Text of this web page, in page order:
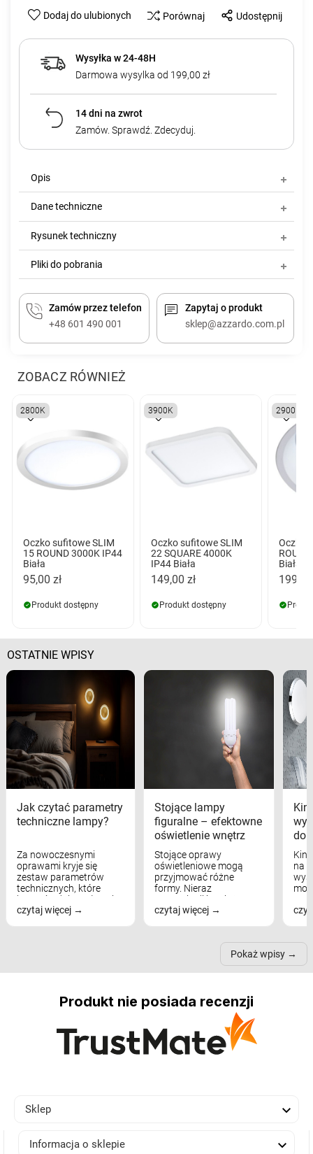
Dodaj do ulubionych Porównaj Udostępnij
Wysyłka w 24-48H
Darmowa wysylka od 199,00 zł
14 dni na zwrot
Zamów. Sprawdź. Zdecyduj.
Opis
Dane techniczne
Rysunek techniczny
Pliki do pobrania
Zamów przez telefon
+48 601 490 001
Zapytaj o produkt
sklep@azzardo.com.pl
ZOBACZ RÓWNIEŻ
2800K
Oczko sufitowe SLIM
15 ROUND 3000K IP44
Biała
95,00 zł
Produkt dostępny
3900K
Oczko sufitowe SLIM
22 SQUARE 4000K
IP44 Biała
149,00 zł
Produkt dostępny
2900K
Oczko
Biała
199,00
OSTATNIE WPISY
Jak czytać parametry
techniczne lampy?
Za nowoczesnymi
oprawami kryje się
zestaw parametrów
technicznych, które
bezpośrednio wpływają
na komfort widzenia,
czytaj więcej
Stojące lampy
figuralne – efektowne
oświetlenie wnętrz
Stojące oprawy
oświetleniowe mogą
przyjmować różne
formy. Nieraz
wspominaliśmy już
modele na łukowych
nich może przydać się w
czytaj więcej
na
Pokaż wpisy
Produkt nie posiada recenzji
Sklep 
Informacja o sklepie 